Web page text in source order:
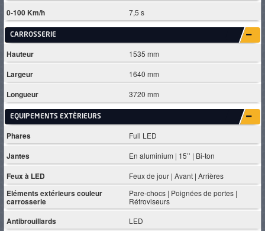
0-100 Km/h 7,5 s
CARROSSERIE
Hauteur 1535 mm
Largeur 1640 mm
Longueur 3720 mm
EQUIPEMENTS EXTÈRIEURS
Phares Full LED
Jantes En aluminium | 15’’ | Bi-ton
Feux à LED Feux de jour | Avant | Arrières
Eléments extérieurs couleur
carrosserie
Pare-chocs | Poignées de portes |
Rétroviseurs
Antibrouillards LED